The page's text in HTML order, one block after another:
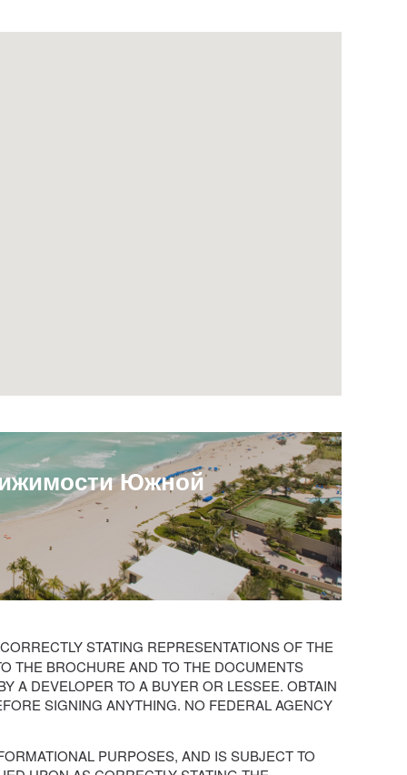
Южной
STATING REPRESENTATIONS OF THE
THE BROCHURE AND TO THE DOCUMENTS
A DEVELOPER TO A BUYER OR LESSEE. OBTAIN
SIGNING ANYTHING. NO FEDERAL AGENCY
PURPOSES, AND IS SUBJECT TO